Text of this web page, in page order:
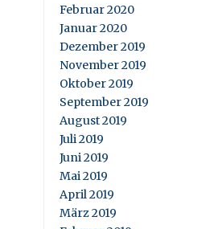
Februar 2020
Januar 2020
Dezember 2019
November 2019
Oktober 2019
September 2019
August 2019
Juli 2019
Juni 2019
Mai 2019
April 2019
März 2019